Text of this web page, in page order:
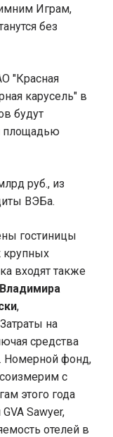
Играм,
без
"Красная
карусель" в
будут
площадью
руб., из
ВЭБа.
гостиницы
крупных
входят также
Владимира
,
на
средства
Номерной фонд,
с
этого года
Sawyer,
отелей в